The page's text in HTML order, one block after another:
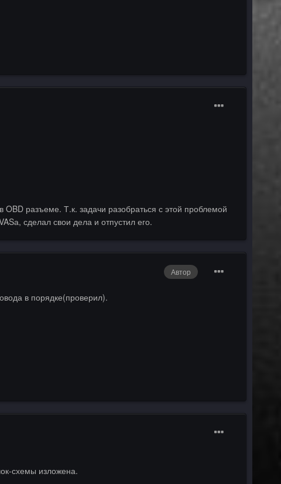
разъеме. Т.к. задачи разобраться с этой проблемой
сделал свои дела и отпустил его.
Автор
в порядке(проверил).
схемы изложена.